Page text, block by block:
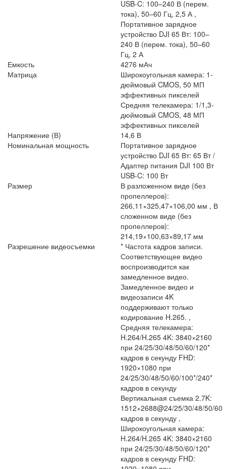
USB-C: 100–240 В (перем.
тока), 50–60 Гц, 2,5 А ,
Портативное зарядное
устройство DJI 65 Вт: 100–
240 В (перем. тока), 50–60
Гц, 2 А
Емкость
4276 мАч
Матрица
Широкоугольная камера: 1-
дюймовый CMOS, 50 МП
эффективных пикселей
Средняя телекамера: 1/1,3-
дюймовый CMOS, 48 МП
эффективных пикселей
Напряжение (В)
14,6 В
Номинальная мощность
Портативное зарядное
устройство DJI 65 Вт: 65 Вт /
Адаптер питания DJI 100 Вт
USB-C: 100 Вт
Размер
В разложенном виде (без
пропеллеров):
266,11×325,47×106,00 мм , В
сложенном виде (без
пропеллеров):
214,19×100,63×89,17 мм
Разрешение видеосъемки
* Частота кадров записи.
Соответствующее видео
воспроизводится как
замедленное видео.
Замедленное видео и
видеозаписи 4K
поддерживают только
кодирование H.265. ,
Средняя телекамера:
H.264/H.265 4K: 3840×2160
при 24/25/30/48/50/60/120*
кадров в секунду FHD:
1920×1080 при
24/25/30/48/50/60/100*/240*
кадров в секунду
Вертикальная съемка 2.7K:
1512×2688@24/25/30/48/50/60
кадров в секунду ,
Широкоугольная камера:
H.264/H.265 4K: 3840×2160
при 24/25/30/48/50/60/120*
кадров в секунду FHD: